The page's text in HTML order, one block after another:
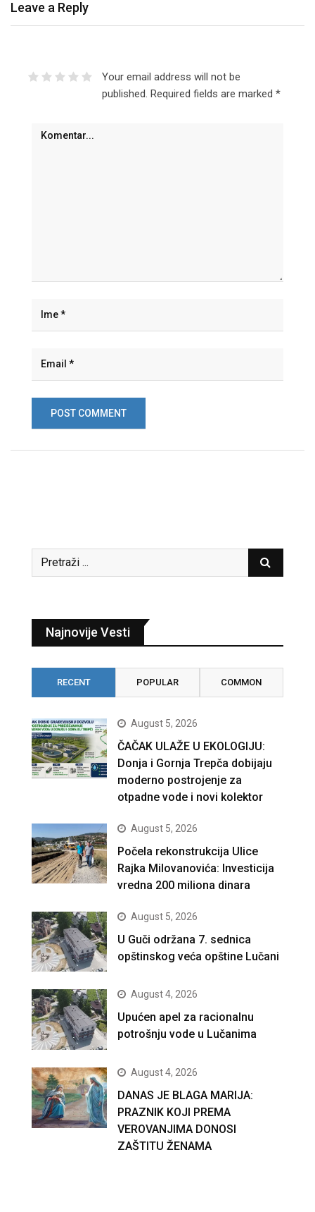
Leave a Reply
Your email address will not be
published. Required fields are marked *
Najnovije Vesti
RECENT POPULAR COMMON
August 5, 2026
ČAČAK ULAŽE U EKOLOGIJU:
Donja i Gornja Trepča dobijaju
moderno postrojenje za
otpadne vode i novi kolektor
August 5, 2026
Počela rekonstrukcija Ulice
Rajka Milovanovića: Investicija
vredna 200 miliona dinara
August 5, 2026
U Guči održana 7. sednica
opštinskog veća opštine Lučani
August 4, 2026
Upućen apel za racionalnu
potrošnju vode u Lučanima
August 4, 2026
DANAS JE BLAGA MARIJA:
PRAZNIK KOJI PREMA
VEROVANJIMA DONOSI
ZAŠTITU ŽENAMA